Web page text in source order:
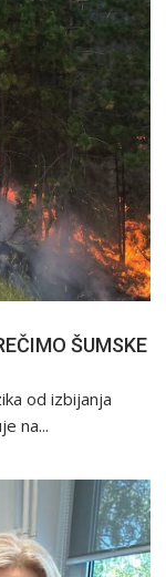
ŠUMSKE
od izbijanja
na...